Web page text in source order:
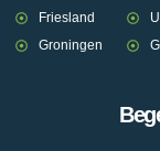
Friesland
Groningen